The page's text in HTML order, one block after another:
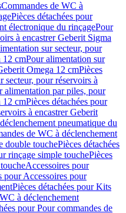
Commandes de WC à
Pièces détachées pour
électronique du rinçagePour
à encastrer Geberit Sigma
sur secteur, pour
12 cmPour alimentation sur
Omega 12 cmPièces
secteur, pour réservoirs à
alimentation par piles, pour
12 cmPièces détachées pour
à encastrer Geberit
pneumatique du
de WC à déclenchement
double touchePièces détachées
rinçage simple touchePièces
Accessoires pour
pour Accessoires pour
Pièces détachées pour Kits
à déclenchement
pour Pour commandes de